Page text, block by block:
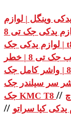
وینگل | لوازم
لوازم یدکی جک تی 8
جک KMC T8 //
//